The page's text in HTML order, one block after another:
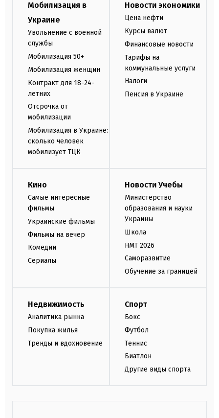
Мобилизация в
Украине
Увольнение с военной
службы
Мобилизация 50+
Мобилизация женщин
Контракт для 18-24-
летних
Отсрочка от
мобилизации
Мобилизация в Украине:
сколько человек
мобилизует ТЦК
Новости экономики
Цена нефти
Курсы валют
Финансовые новости
Тарифы на
коммунальные услуги
Налоги
Пенсия в Украине
Кино
Самые интересные
фильмы
Украинские фильмы
Фильмы на вечер
Комедии
Сериалы
Новости Учебы
Министерство
образования и науки
Украины
Школа
НМТ 2026
Саморазвитие
Обучение за границей
Недвижимость
Аналитика рынка
Покупка жилья
Тренды и вдохновение
Спорт
Бокс
Футбол
Теннис
Биатлон
Другие виды спорта